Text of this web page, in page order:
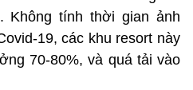
Không tính thời gian ảnh
19, các khu resort này
70-80%, và quá tải vào